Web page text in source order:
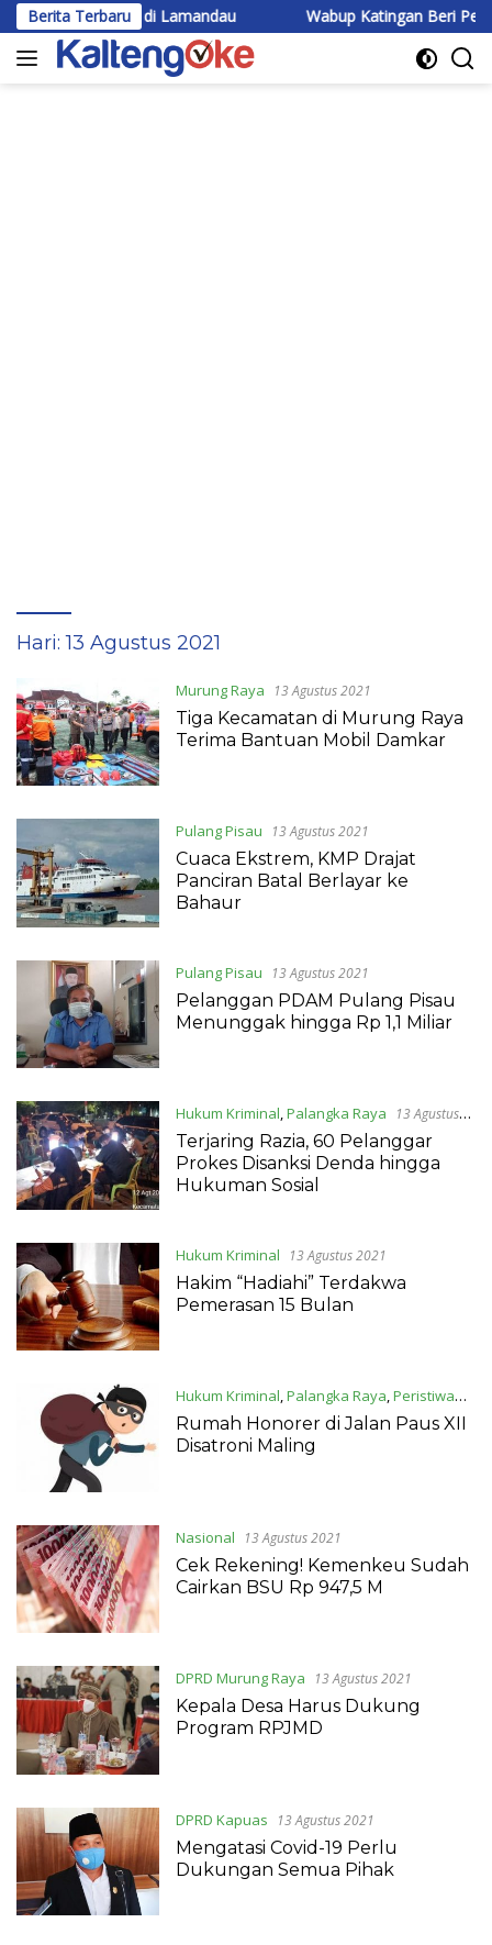
Langsung
ke
konten
Berita Terbaru
di Lamandau Wabup Katingan Beri Pembekalan
Hari:13 Agustus 2021
Murung Raya 13 Agustus 2021
Tiga Kecamatan di Murung Raya
Terima Bantuan Mobil Damkar
Pulang Pisau 13 Agustus 2021
Cuaca Ekstrem, KMP Drajat
Panciran Batal Berlayar ke
Bahaur
Pulang Pisau 13 Agustus 2021
Pelanggan PDAM Pulang Pisau
Menunggak hingga Rp 1,1 Miliar
Hukum Kriminal,Palangka Raya
13 Agustus
2021
Terjaring Razia, 60 Pelanggar
Prokes Disanksi Denda hingga
Hukuman Sosial
Hukum Kriminal 13 Agustus 2021
Hakim “Hadiahi” Terdakwa
Pemerasan 15 Bulan
Hukum Kriminal,Palangka Raya,Peristiwa
13 Agustus 2021
Rumah Honorer di Jalan Paus XII
Disatroni Maling
Nasional 13 Agustus 2021
Cek Rekening! Kemenkeu Sudah
Cairkan BSU Rp 947,5 M
DPRD Murung Raya 13 Agustus 2021
Kepala Desa Harus Dukung
Program RPJMD
DPRD Kapuas 13 Agustus 2021
Mengatasi Covid-19 Perlu
Dukungan Semua Pihak